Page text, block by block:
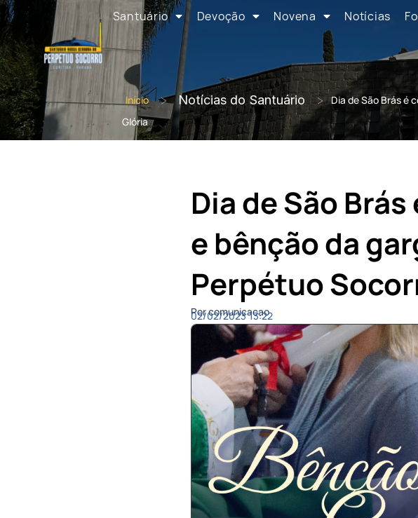
Santuário Devoção Novena Notícias
Início > Notícias do Santuário > Dia de São Brás é
Glória
Dia de São
e bênção da
Perpétuo
Por comunicacao
02/02/2023 13:22